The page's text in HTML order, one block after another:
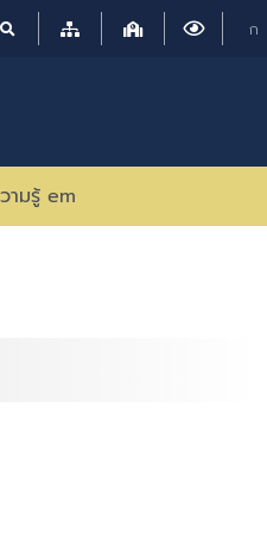
ก
ามรู้ em